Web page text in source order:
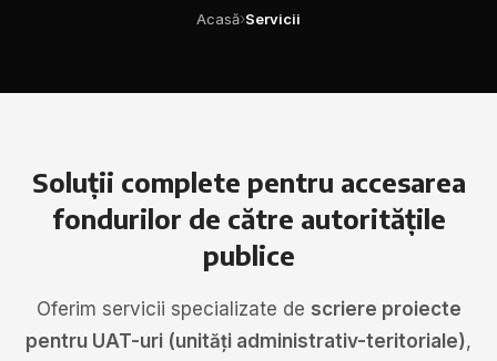
Acasă›Servicii
Soluții complete pentru accesarea
fondurilor de către autoritățile
publice
Oferim servicii specializate de scriere proiecte
pentru UAT-uri (unități administrativ-teritoriale),